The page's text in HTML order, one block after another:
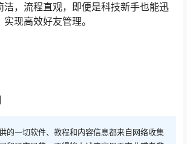
洁，流程直观，即便是科技新手也能迅
现高效好友管理。
的一切软件、教程和内容信息都来自网络收集